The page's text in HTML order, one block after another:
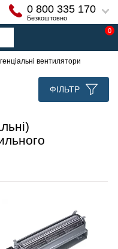
0 800 335 170
Безкоштовно
0
вентилятори
ФІЛЬТР